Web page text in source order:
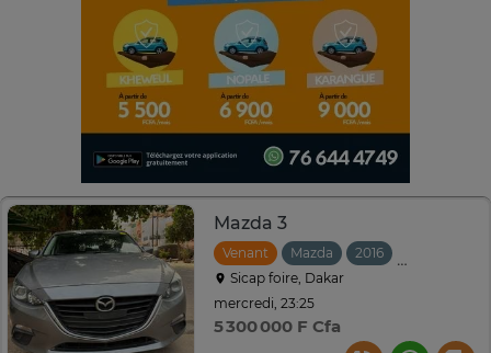
Mazda 3
Venant Mazda 2016
Sicap foire, Dakar
mercredi, 23:25
5 300 000 F Cfa